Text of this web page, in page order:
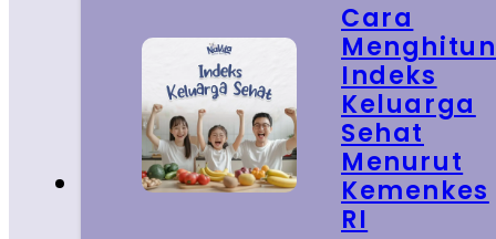
Cara
Indeks
Keluarga
Sehat
Menurut
Kemenkes
RI